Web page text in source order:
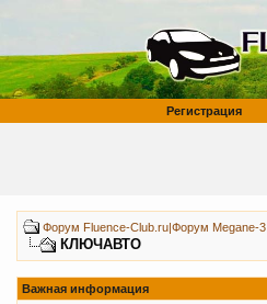
Регистрация
Форум Fluence-Club.ru|Форум Megane-3
КЛЮЧАВТО
Важная информация